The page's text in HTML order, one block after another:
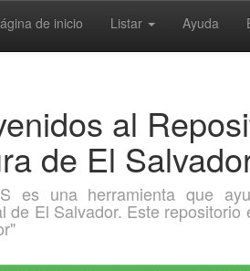
de inicio Listar Ayuda
al
de El
es una herramienta que
de El Salvador. Este